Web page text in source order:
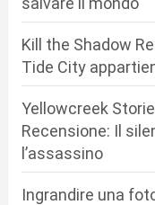
Kill the Shadow
Tide City
Yellowcreek
Recensione: Il
l’assassino
Ingrandire una